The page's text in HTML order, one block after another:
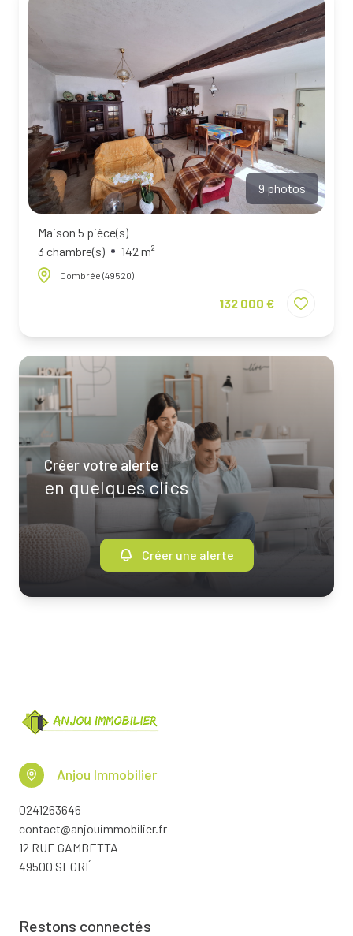
9 photos
Maison 5 pièce(s)
3 chambre(s)
142 m²
Combrée (49520)
132 000 €
Créer votre alerte
en quelques clics
Créer une alerte
Anjou Immobilier
0241263646
contact@anjouimmobilier.fr
12 RUE GAMBETTA
49500 SEGRÉ
Restons connectés